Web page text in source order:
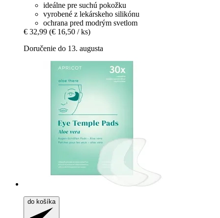
ideálne pre suchú pokožku
vyrobené z lekárskeho silikónu
ochrana pred modrým svetlom
€ 32,99 (€ 16,50 / ks)
Doručenie do 13. augusta
do košíka